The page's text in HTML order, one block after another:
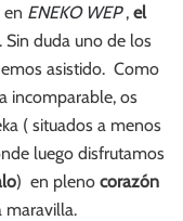
ENEKO WEP , el
Sin duda uno de los
asistido. Como
incomparable, os
( situados a menos
luego disfrutamos
) en plenocorazón
maravilla.